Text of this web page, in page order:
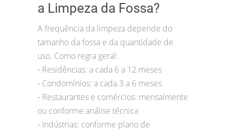
a Limpeza da Fossa?
A frequência da limpeza depende do
tamanho da fossa e da quantidade de
uso. Como regra geral:
• Residências: a cada 6 a 12 meses
• Condomínios: a cada 3 a 6 meses
• Restaurantes e comércios: mensalmente
ou conforme análise técnica
• Indústrias: conforme plano de